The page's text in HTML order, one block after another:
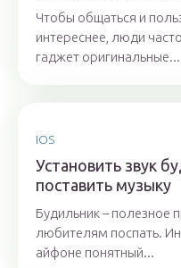
Чтобы общаться и
интереснее, люди
гаджет оригинальные...
IOS
Установить звук
поставить музыку
Будильник – полезное
любителям поспать.
айфоне понятный...